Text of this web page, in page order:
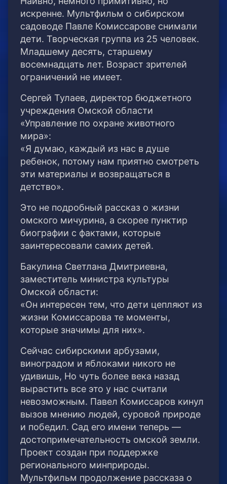
искренне. Мультфильм о сибирском
садоводе Павле Комиссарове снимали
дети. Творческая группа из 25 человек.
Младшему десять, старшему
восемнадцать лет. Возраст зрителей
ограничений не имеет.
Сергей Тулаев, директор бюджетного
учреждения Омской области
«Управление по охране животного
мира»:
«Я думаю, каждый из нас в душе
ребенок, потому нам приятно смотреть
эти материалы и возвращаться в
детство».
Это не подробный рассказ о жизни
омского мичурина, а скорее пунктир
биографии с фактами, которые
заинтересовали самих детей.
Бакулина Светлана Дмитриевна,
заместитель министра культуры
Омской области:
«Он интересен тем, что дети цепляют из
жизни Комиссарова те моменты,
которые значимы для них».
Сейчас сибирскими арбузами,
виноградом и яблоками никого не
удивишь, Но чуть более века назад
вырастить все это у нас считали
невозможным. Павел Комиссаров кинул
вызов мнению людей, суровой природе
и победил. Сад его имени теперь —
достопримечательность омской земли.
Проект создан при поддержке
регионального минприроды.
Мультфильм продолжение рассказа о